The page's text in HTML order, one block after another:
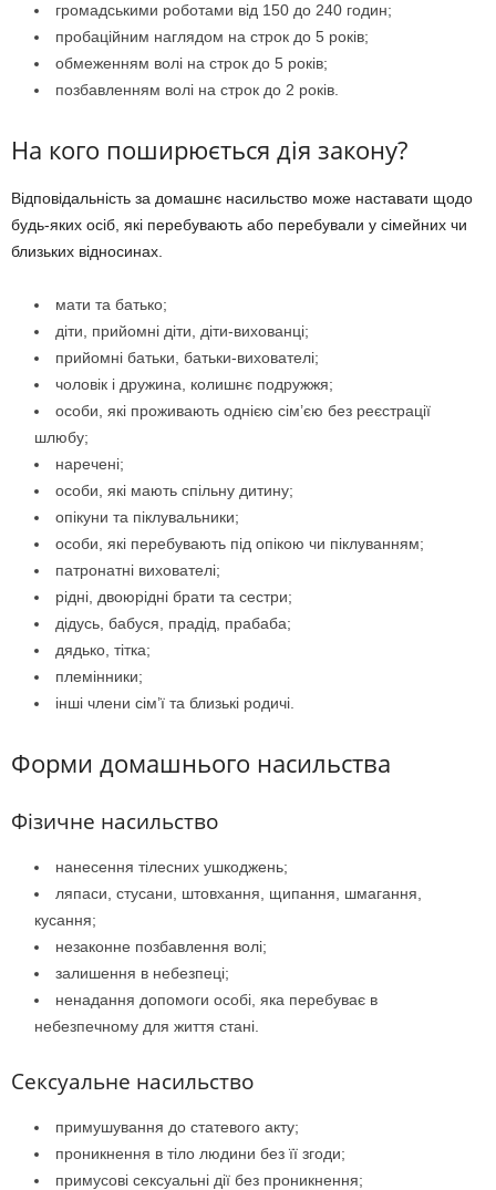
громадськими роботами від 150 до 240 годин;
пробаційним наглядом на строк до 5 років;
обмеженням волі на строк до 5 років;
позбавленням волі на строк до 2 років.
На кого поширюється дія закону?
Відповідальність за домашнє насильство може наставати щодо
будь-яких осіб, які перебувають або перебували у сімейних чи
близьких відносинах.
мати та батько;
діти, прийомні діти, діти-вихованці;
прийомні батьки, батьки-вихователі;
чоловік і дружина, колишнє подружжя;
особи, які проживають однією сім’єю без реєстрації
шлюбу;
наречені;
особи, які мають спільну дитину;
опікуни та піклувальники;
особи, які перебувають під опікою чи піклуванням;
патронатні вихователі;
рідні, двоюрідні брати та сестри;
дідусь, бабуся, прадід, прабаба;
дядько, тітка;
племінники;
інші члени сім’ї та близькі родичі.
Форми домашнього насильства
Фізичне насильство
нанесення тілесних ушкоджень;
ляпаси, стусани, штовхання, щипання, шмагання,
кусання;
незаконне позбавлення волі;
залишення в небезпеці;
ненадання допомоги особі, яка перебуває в
небезпечному для життя стані.
Сексуальне насильство
примушування до статевого акту;
проникнення в тіло людини без її згоди;
примусові сексуальні дії без проникнення;